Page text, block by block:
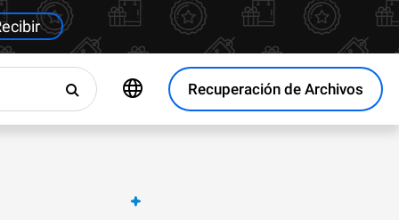
Recuperación de Archivos